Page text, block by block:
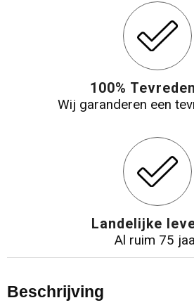
100%
Wij garanderen een
Landelijke
Al ruim 75
Beschrijving